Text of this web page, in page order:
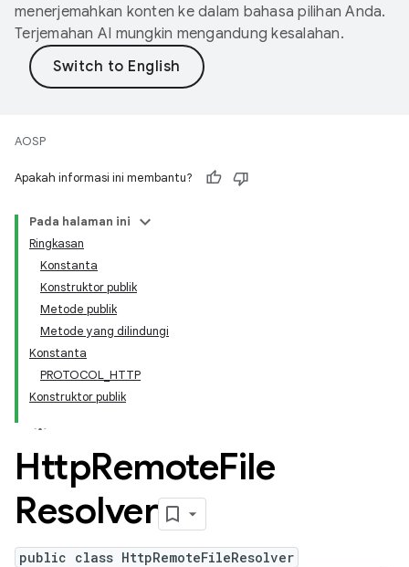
menerjemahkan konten ke dalam bahasa pilihan Anda.
Terjemahan AI mungkin mengandung kesalahan.
AOSP
Apakah informasi ini membantu?
Pada halaman ini
Ringkasan
Konstanta
Konstruktor publik
Metode publik
Metode yang dilindungi
Konstanta
PROTOCOL_HTTP
Konstruktor publik
HttpRemoteFile
Resolver
public class HttpRemoteFileResolver